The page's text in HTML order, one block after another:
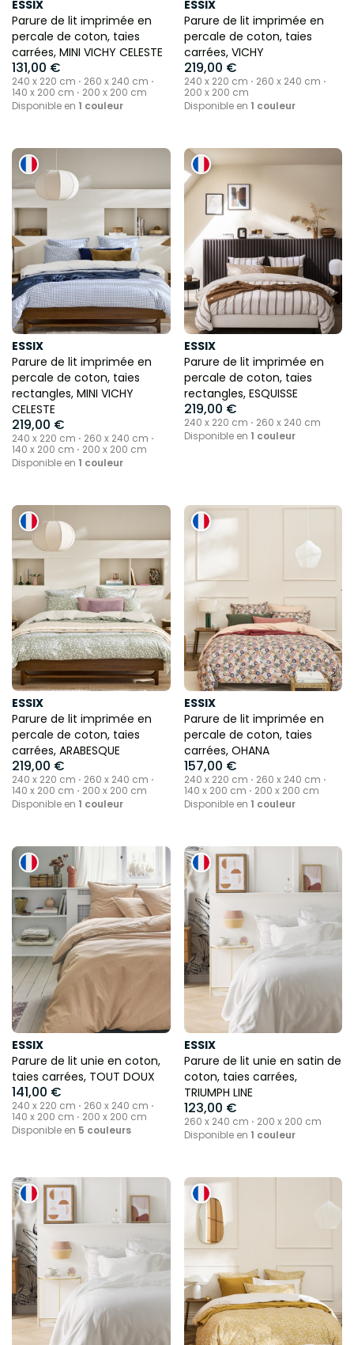
ESSIX
Parure de lit imprimée en
percale de coton, taies
carrées, MINI VICHY CELESTE
131,00 €
240 x 220 cm ⋅ 260 x 240 cm ⋅
140 x 200 cm ⋅ 200 x 200 cm
Disponible en 1 couleur
ESSIX
Parure de lit imprimée en
percale de coton, taies
carrées, VICHY
219,00 €
240 x 220 cm ⋅ 260 x 240 cm ⋅
200 x 200 cm
Disponible en 1 couleur
ESSIX
Parure de lit imprimée en
percale de coton, taies
rectangles, MINI VICHY
CELESTE
219,00 €
240 x 220 cm ⋅ 260 x 240 cm ⋅
140 x 200 cm ⋅ 200 x 200 cm
Disponible en 1 couleur
ESSIX
Parure de lit imprimée en
percale de coton, taies
rectangles, ESQUISSE
219,00 €
240 x 220 cm ⋅ 260 x 240 cm
Disponible en 1 couleur
ESSIX
Parure de lit imprimée en
percale de coton, taies
carrées, ARABESQUE
219,00 €
240 x 220 cm ⋅ 260 x 240 cm ⋅
140 x 200 cm ⋅ 200 x 200 cm
Disponible en 1 couleur
ESSIX
Parure de lit imprimée en
percale de coton, taies
carrées, OHANA
157,00 €
240 x 220 cm ⋅ 260 x 240 cm ⋅
140 x 200 cm ⋅ 200 x 200 cm
Disponible en 1 couleur
ESSIX
Parure de lit unie en coton,
taies carrées, TOUT DOUX
141,00 €
240 x 220 cm ⋅ 260 x 240 cm ⋅
140 x 200 cm ⋅ 200 x 200 cm
Disponible en 5 couleurs
ESSIX
Parure de lit unie en satin de
coton, taies carrées,
TRIUMPH LINE
123,00 €
260 x 240 cm ⋅ 200 x 200 cm
Disponible en 1 couleur